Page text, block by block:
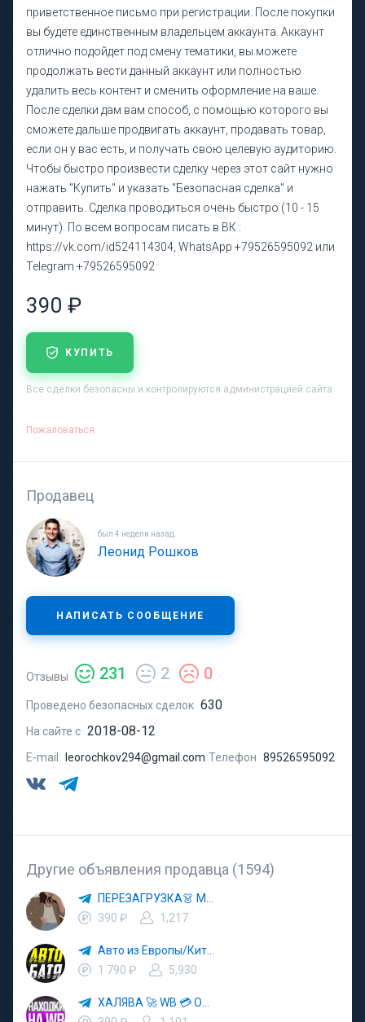
приветственное письмо при регистрации. После покупки
вы будете единственным владельцем аккаунта. Аккаунт
отлично подойдет под смену тематики, вы можете
продолжать вести данный аккаунт или полностью
удалить весь контент и сменить оформление на ваше.
После сделки дам вам способ, с помощью которого вы
сможете дальше продвигать аккаунт, продавать товар,
если он у вас есть, и получать свою целевую аудиторию.
Чтобы быстро произвести сделку через этот сайт нужно
нажать "Купить" и указать "Безопасная сделка" и
отправить. Сделка проводиться очень быстро (10 - 15
минут). По всем вопросам писать в ВК :
https://vk.com/id524114304, WhatsApp +79526595092 или
Telegram +79526595092
390 ₽
КУПИТЬ
Все сделки безопасны и контролируются администрацией сайта
Пожаловаться
Продавец
был 4 недели назад
Леонид Рошков
НАПИСАТЬ СООБЩЕНИЕ
Отзывы 231 2 0
Проведено безопасных сделок 630
На сайте с 2018-08-12
E-mail leorochkov294@gmail.com Телефон 89526595092
Другие объявления продавца (1594)
390 ₽
1,217
1 790 ₽
5,930